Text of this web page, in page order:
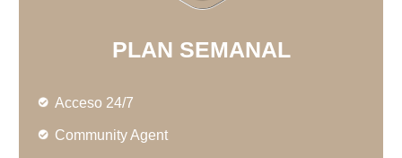
PLAN SEMANAL
Acceso 24/7
Community Agent